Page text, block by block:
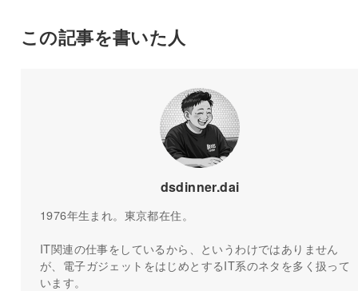
この記事を書いた人
dsdinner.dai
1976年生まれ。東京都在住。
IT関連の仕事をしているから、というわけではありません
が、電子ガジェットをはじめとするIT系のネタを多く扱って
います。